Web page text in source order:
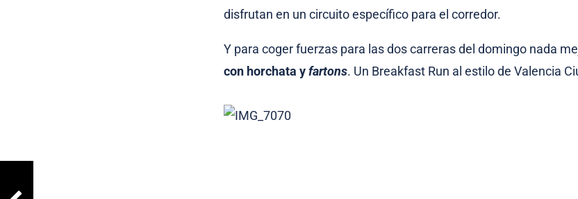
disfrutan en un circuito específico para el corredor.
Y para coger fuerzas para las dos carreras del domingo nada
con horchata yfartons. Un Breakfast Run al estilo de Valencia